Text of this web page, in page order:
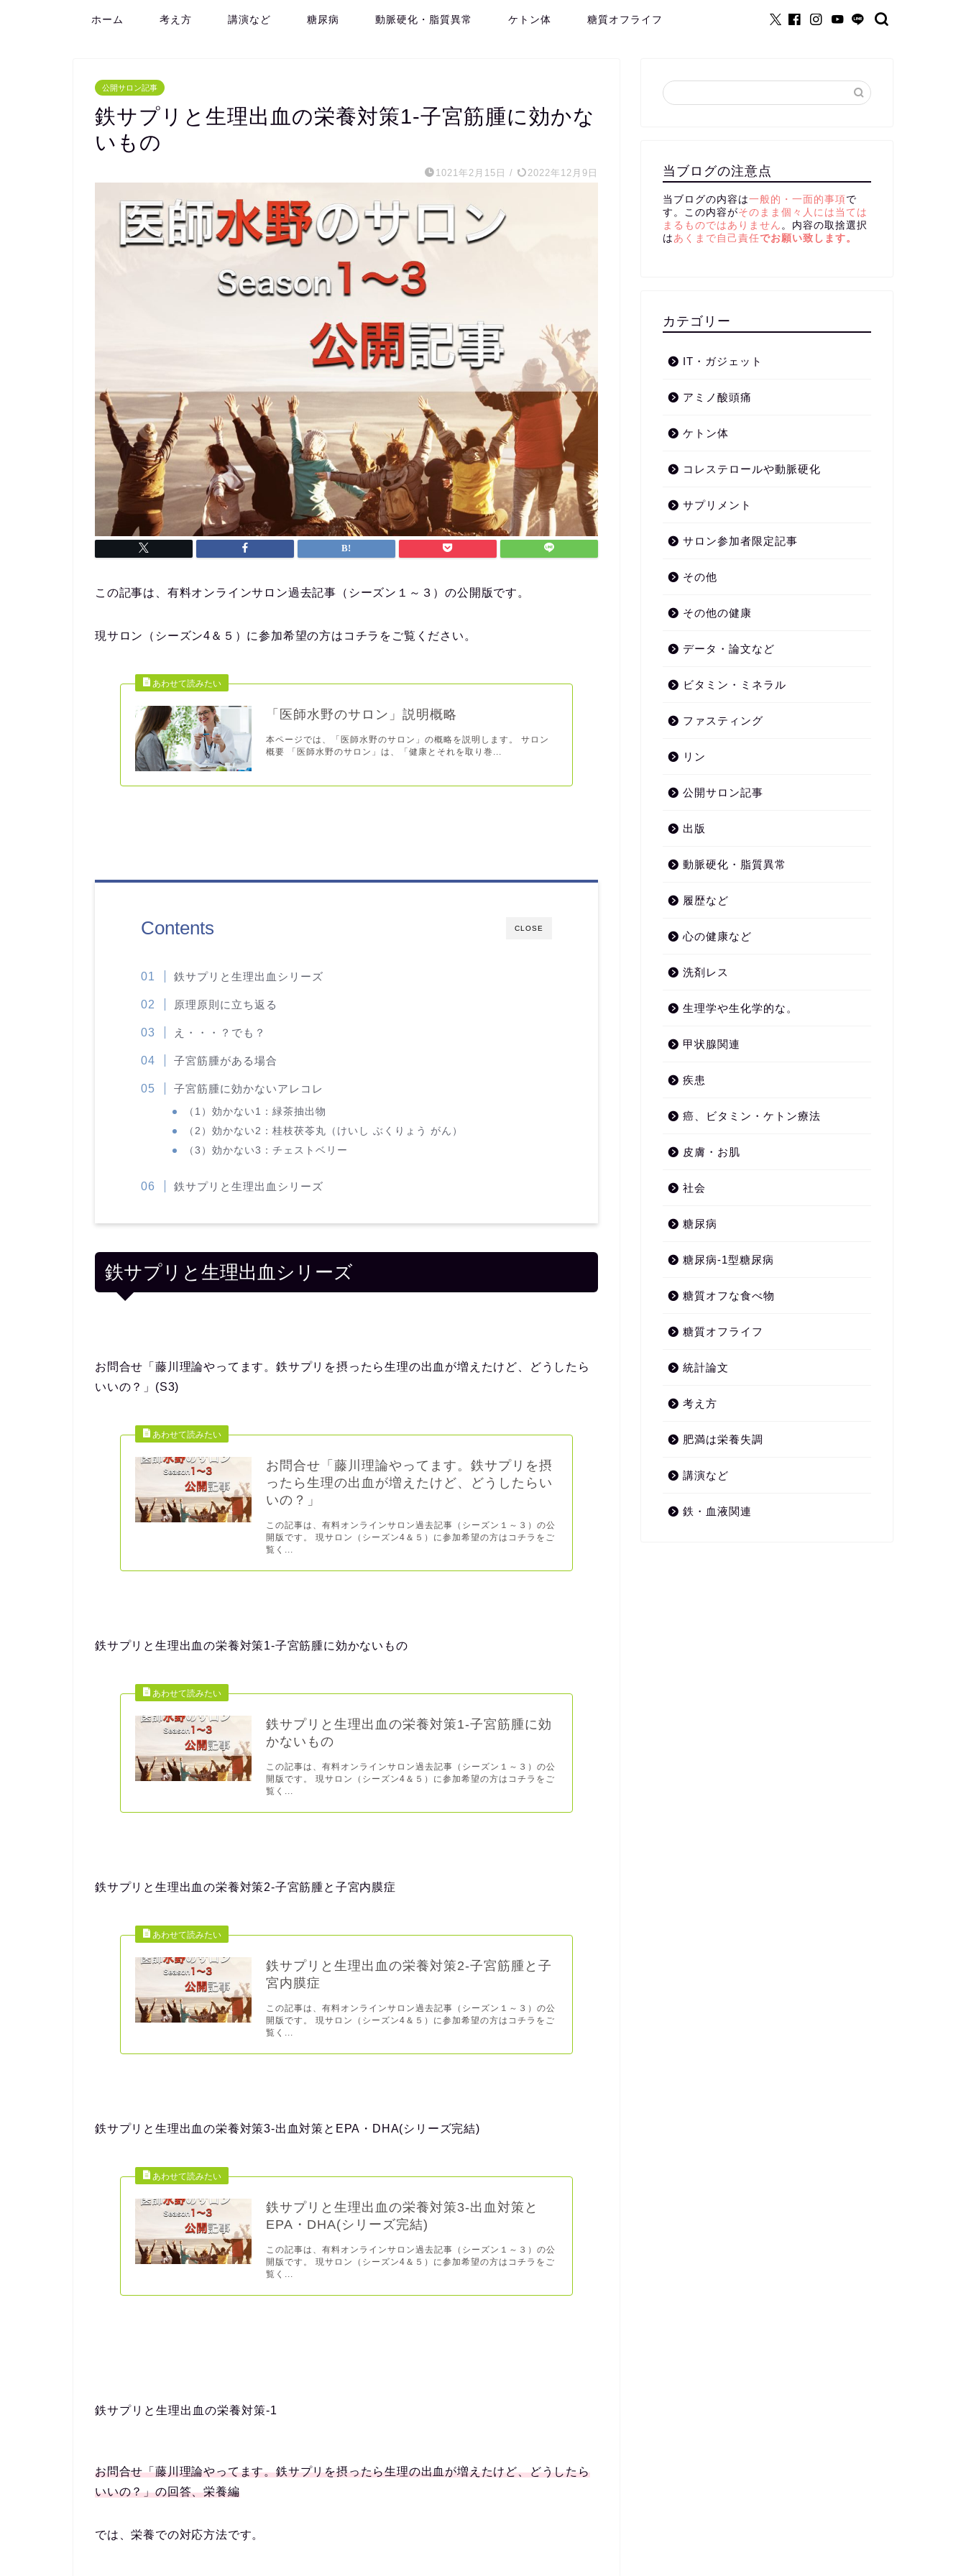
ホーム 考え方 講演など 糖尿病 動脈硬化・脂質異常 ケトン体 糖質オフライフ
公開サロン記事
鉄サプリと生理出血の栄養対策1-子宮筋腫に効かな
いもの
1021年2月15日 / 2022年12月9日
この記事は、有料オンラインサロン過去記事（シーズン１～３）の公開版です。
現サロン（シーズン4＆５）に参加希望の方はコチラをご覧ください。
「医師水野のサロン」説明概略
本ページでは、「医師水野のサロン」の概略を説明します。 サロン
概要 「医師水野のサロン」は、「健康とそれを取り巻...
CLOSE
Contents
鉄サプリと生理出血シリーズ
原理原則に立ち返る
え・・・？でも？
子宮筋腫がある場合
子宮筋腫に効かないアレコレ
（1）効かない1：緑茶抽出物
（2）効かない2：桂枝茯苓丸（けいし ぶくりょう がん）
（3）効かない3：チェストベリー
鉄サプリと生理出血シリーズ
鉄サプリと生理出血シリーズ
お問合せ「藤川理論やってます。鉄サプリを摂ったら生理の出血が増えたけど、どうしたら
いいの？」(S3)
お問合せ「藤川理論やってます。鉄サプリを摂
ったら生理の出血が増えたけど、どうしたらい
いの？」
この記事は、有料オンラインサロン過去記事（シーズン１～３）の公
開版です。 現サロン（シーズン4＆５）に参加希望の方はコチラをご
覧く...
鉄サプリと生理出血の栄養対策1-子宮筋腫に効かないもの
鉄サプリと生理出血の栄養対策1-子宮筋腫に効
かないもの
この記事は、有料オンラインサロン過去記事（シーズン１～３）の公
開版です。 現サロン（シーズン4＆５）に参加希望の方はコチラをご
覧く...
鉄サプリと生理出血の栄養対策2-子宮筋腫と子宮内膜症
鉄サプリと生理出血の栄養対策2-子宮筋腫と子
宮内膜症
この記事は、有料オンラインサロン過去記事（シーズン１～３）の公
開版です。 現サロン（シーズン4＆５）に参加希望の方はコチラをご
覧く...
鉄サプリと生理出血の栄養対策3-出血対策とEPA・DHA(シリーズ完結)
鉄サプリと生理出血の栄養対策3-出血対策と
EPA・DHA(シリーズ完結)
この記事は、有料オンラインサロン過去記事（シーズン１～３）の公
開版です。 現サロン（シーズン4＆５）に参加希望の方はコチラをご
覧く...
鉄サプリと生理出血の栄養対策-1
お問合せ「藤川理論やってます。鉄サプリを摂ったら生理の出血が増えたけど、どうしたら
いいの？」の回答、栄養編
では、栄養での対応方法です。
当ブログの注意点
当ブログの内容は一般的・一面的事項 で
す。この内容がそのまま個々人には当ては
まるものではありません 。内容の取捨選択
は あくまで自己責任でお願い致します。
カテゴリー
IT・ガジェット
アミノ酸頭痛
ケトン体
コレステロールや動脈硬化
サプリメント
サロン参加者限定記事
その他
その他の健康
データ・論文など
ビタミン・ミネラル
ファスティング
リン
公開サロン記事
出版
動脈硬化・脂質異常
履歴など
心の健康など
洗剤レス
生理学や生化学的な。
甲状腺関連
疾患
癌、ビタミン・ケトン療法
皮膚・お肌
社会
糖尿病
糖尿病-1型糖尿病
糖質オフな食べ物
糖質オフライフ
統計論文
考え方
肥満は栄養失調
講演など
鉄・血液関連